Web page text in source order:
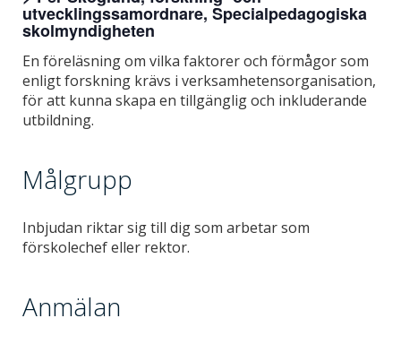
utvecklingssamordnare, Specialpedagogiska
skolmyndigheten
En föreläsning om vilka faktorer och förmågor som
enligt forskning krävs i verksamhetensorganisation,
för att kunna skapa en tillgänglig och inkluderande
utbildning.
Målgrupp
Inbjudan riktar sig till dig som arbetar som
förskolechef eller rektor.
Anmälan